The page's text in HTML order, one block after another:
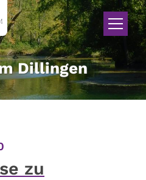
Dillingen
zu